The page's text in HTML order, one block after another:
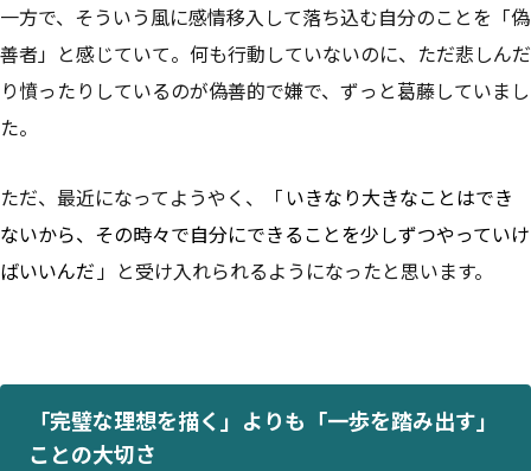
一方で、そういう風に感情移入して落ち込む自分のことを「偽
善者」と感じていて。何も行動していないのに、ただ悲しんだ
り憤ったりしているのが偽善的で嫌で、ずっと葛藤していまし
た。
ただ、最近になってようやく、「 いきなり大きなことはでき
ないから、その時々で自分にできることを少しずつやっていけ
ばいいんだ」と受け入れられるようになったと思います。
「完璧な理想を描く」よりも「一歩を踏み出す」
ことの大切さ